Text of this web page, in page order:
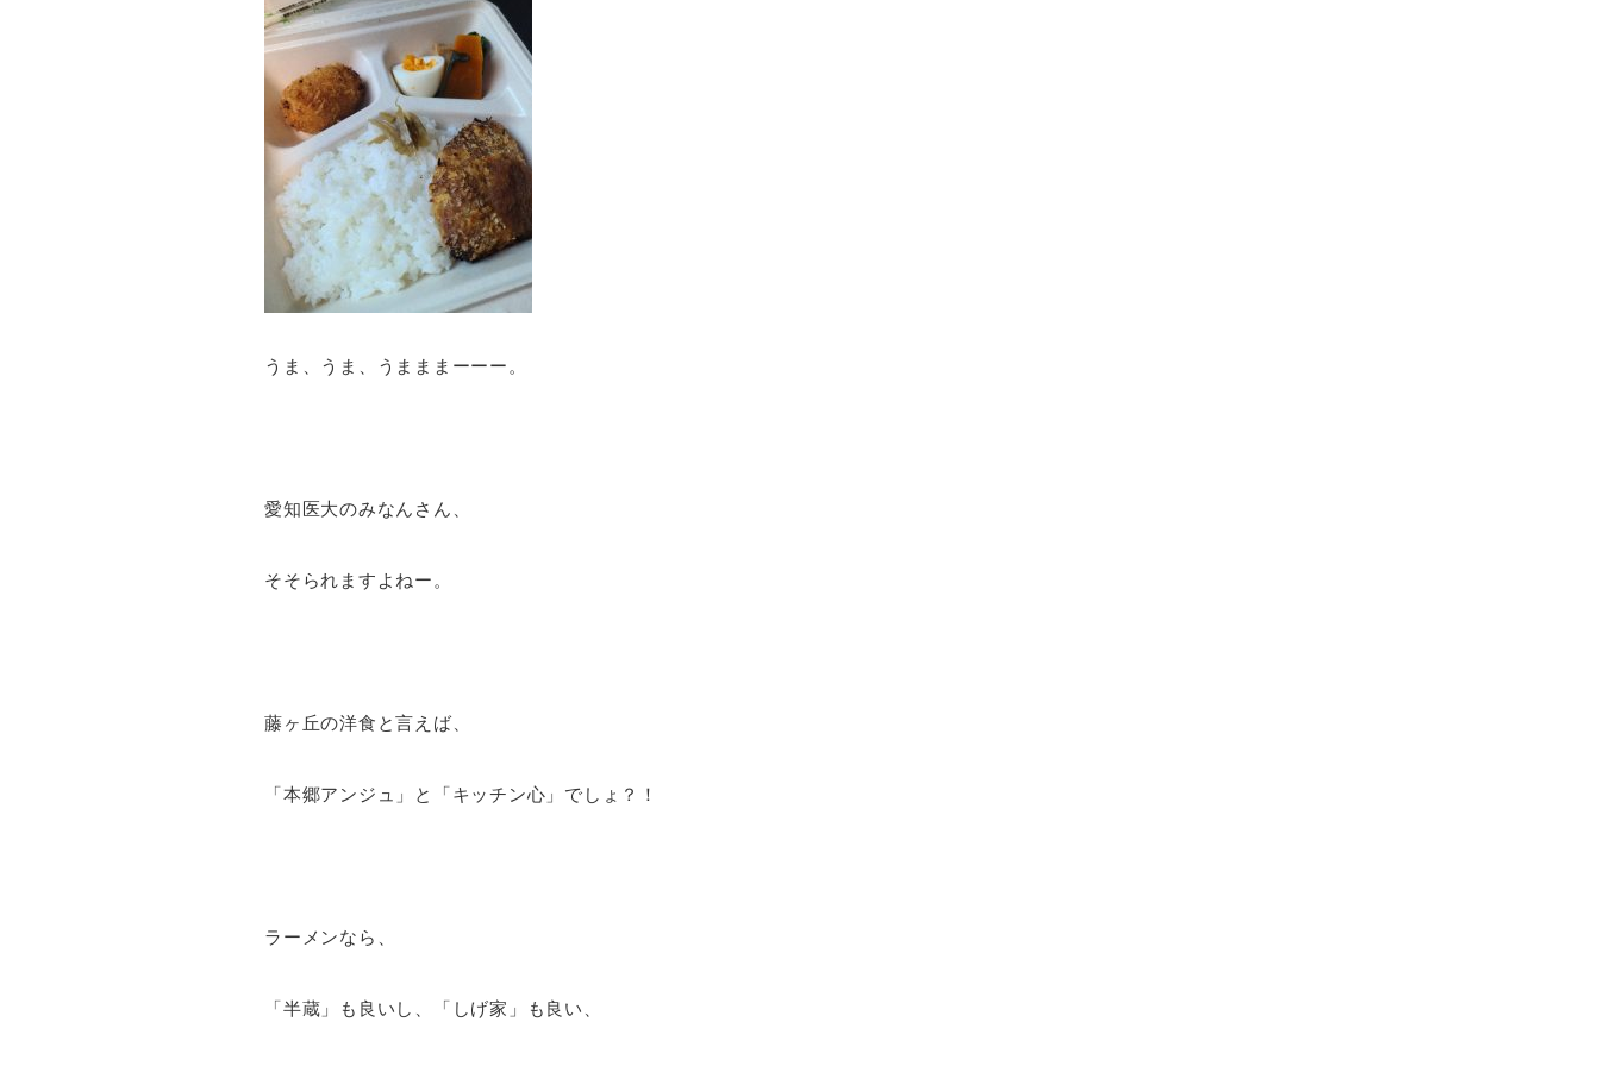
うま、うま、うまままーーー。
愛知医大のみなんさん、
そそられますよねー。
藤ヶ丘の洋食と言えば、
「本郷アンジュ」と「キッチン心」でしょ？！
ラーメンなら、
「半蔵」も良いし、「しげ家」も良い、